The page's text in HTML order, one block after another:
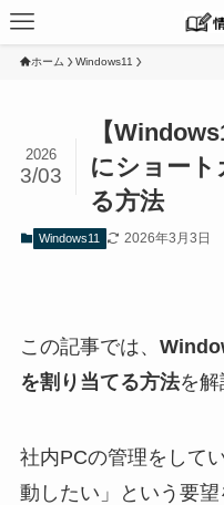
ホーム Windows11
【
にショー
る方法
2026
3/03
Windows11 2026年3月3日
この記事では、
を割り当てる方法を解
社内PCの管理をして
動したい」という要